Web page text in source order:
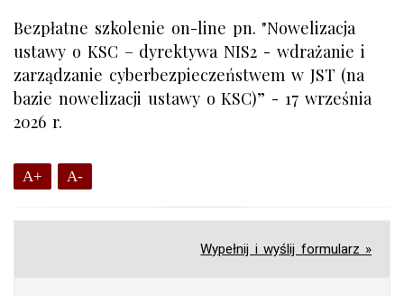
Bezpłatne szkolenie on-line pn. "Nowelizacja
ustawy o KSC – dyrektywa NIS2 - wdrażanie i
zarządzanie cyberbezpieczeństwem w JST (na
bazie nowelizacji ustawy o KSC)” - 17 września
2026 r.
A+ A-
Wypełnij i wyślij formularz »